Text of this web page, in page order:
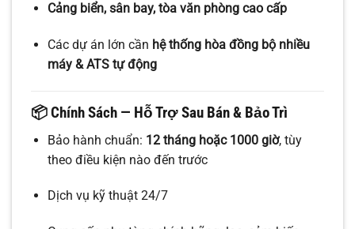
Cảng biển, sân bay, tòa văn phòng cao cấp
Các dự án lớn cần hệ thống hòa đồng bộ nhiều
máy & ATS tự động
📦 Chính Sách — Hỗ Trợ Sau Bán & Bảo Trì
Bảo hành chuẩn: 12 tháng hoặc 1000 giờ, tùy
theo điều kiện nào đến trước
Dịch vụ kỹ thuật 24/7